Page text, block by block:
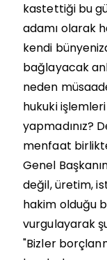
kastettiği bu
adamı olarak
kendi
bağlayacak
neden
hukuki
yapmadınız?
menfaat
Genel
değil, üretim,
hakim olduğu
vurgulayarak
"Bizler